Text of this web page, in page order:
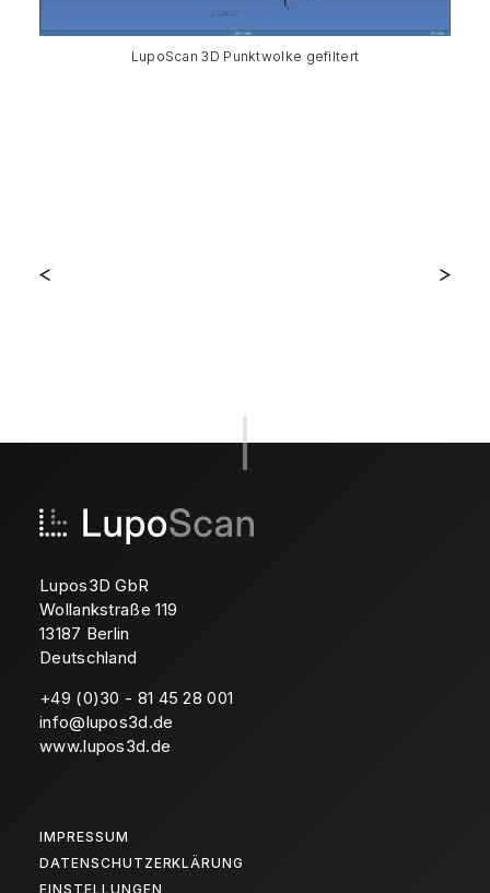
LupoScan 3D Punktwolke gefiltert
Lupos3D GbR
Wollankstraße 119
13187 Berlin
Deutschland
+49 (0)30 - 81 45 28 001
info@lupos3d.de
www.lupos3d.de
IMPRESSUM
DATENSCHUTZERKLÄRUNG
EINSTELLUNGEN